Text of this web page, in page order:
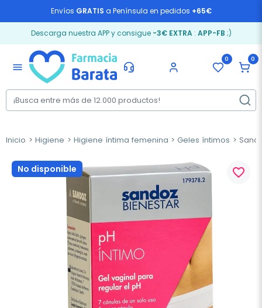
Envíos GRATIS a Península en pedidos +65€
Descarga nuestra APP y consigue -3€ EXTRA: APP-FB ;)
menu
0 0
Inicio Higiene Higiene íntima femenina Geles íntimos
No disponible favorite_border